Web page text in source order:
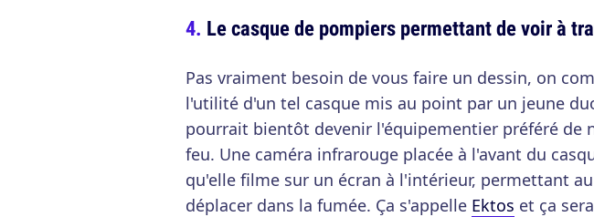
Le casque de pompiers permettant de voir à
Pas vraiment besoin de vous faire un dessin, on
l'utilité d'un tel casque mis au point par un jeune
pourrait bientôt devenir l'équipementier préféré de
feu. Une caméra infrarouge placée à l'avant du
qu'elle filme sur un écran à l'intérieur, permettant
déplacer dans la fumée. Ça s'appelle Ektos et ça